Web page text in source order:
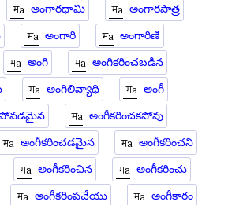
అంగారధామి
అంగారపాత్ర
అంగారి
అంగారిణి
అంగి
అంగికరించబడిన
అంగిలివ్యాధి
అంగీ
అంగీకరించకపోవు
అంగీకరించడమైన
అంగీకరించని
అంగీకరించిన
అంగీకరించు
అంగీకరింపచేయు
అంగీకారం